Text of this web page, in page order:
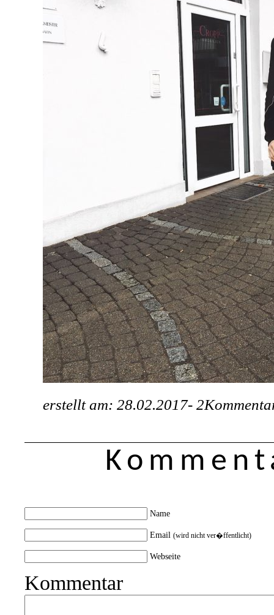
erstellt am: 28.02.2017-
Name
Email (wird nicht ver�ffentlicht)
Webseite
Kommentar